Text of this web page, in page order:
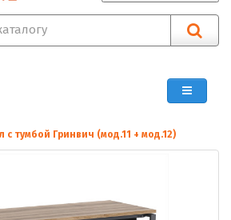
с тумбой Гринвич (мод.11 + мод.12)